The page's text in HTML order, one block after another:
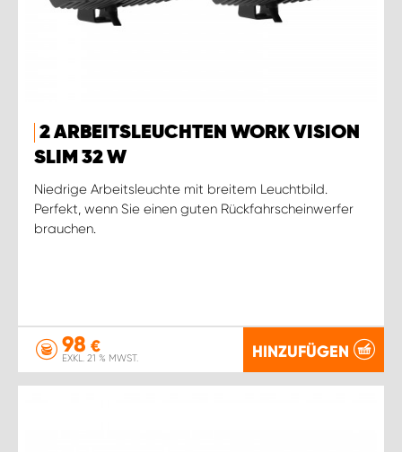
2 ARBEITSLEUCHTEN WORK VISION
SLIM 32 W
Niedrige Arbeitsleuchte mit breitem Leuchtbild.
Perfekt, wenn Sie einen guten Rückfahrscheinwerfer
brauchen.
98 €
EXKL. 21 % MWST. HINZUFÜGEN